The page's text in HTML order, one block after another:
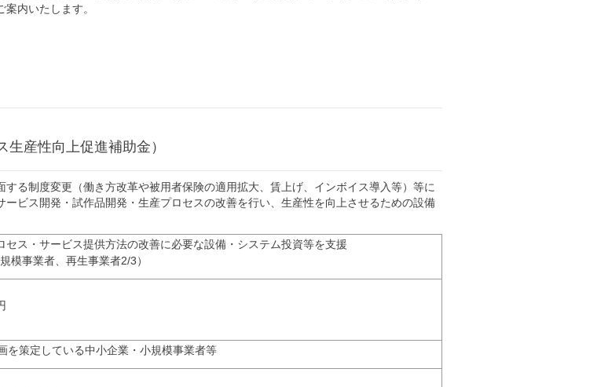
内いたします。
産性向上促進補助金）
る制度変更（働き方改革や被用者保険の適用拡大、賃上げ、インボイス導入等）等に
ビス開発・試作品開発・生産プロセスの改善を行い、生産性を向上させるための設備
ス・サービス提供方法の改善に必要な設備・システム投資等を支援
模事業者、再生事業者2/3）
を策定している中小企業・小規模事業者等